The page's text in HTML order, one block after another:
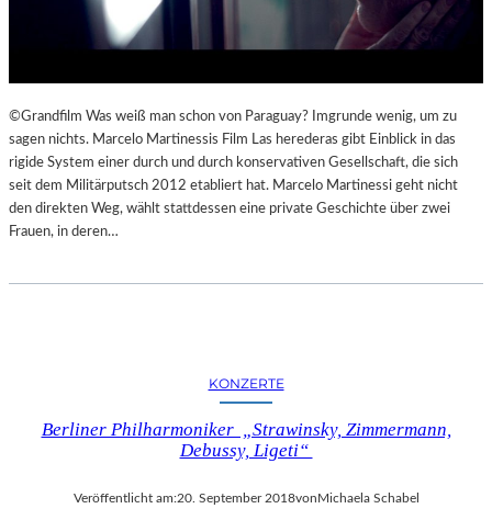
©Grandfilm Was weiß man schon von Paraguay? Imgrunde wenig, um zu
sagen nichts. Marcelo Martinessis Film Las herederas gibt Einblick in das
rigide System einer durch und durch konservativen Gesellschaft, die sich
seit dem Militärputsch 2012 etabliert hat. Marcelo Martinessi geht nicht
den direkten Weg, wählt stattdessen eine private Geschichte über zwei
Frauen, in deren…
KONZERTE
Berliner Philharmoniker „Strawinsky, Zimmermann,
Debussy, Ligeti“
Veröffentlicht am:20. September 2018von Michaela Schabel